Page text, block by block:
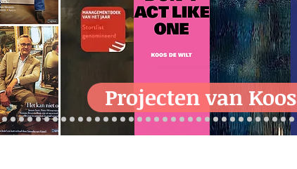
Projecten van Koos